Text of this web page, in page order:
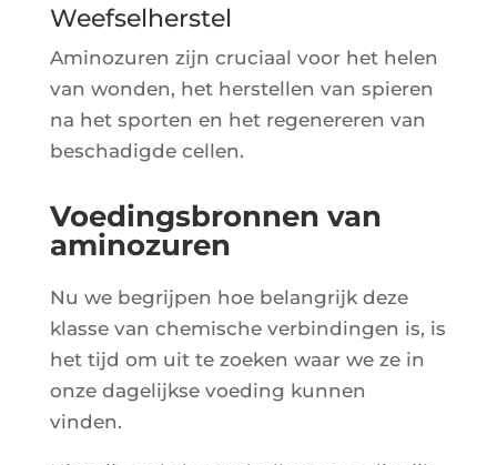
Weefselherstel
Ami­no­zu­ren zijn cru­ciaal voor het helen
van won­den, het hers­tel­len van spie­ren
na het spor­ten en het rege­ne­re­ren van
bes­cha­digde cellen.
Voedingsbronnen van
aminozuren
Nu we begri­j­pen hoe belan­grijk deze
klasse van che­mische ver­bin­din­gen is, is
het tijd om uit te zoe­ken waar we ze in
onze dage­lijkse voe­ding kun­nen
vinden.